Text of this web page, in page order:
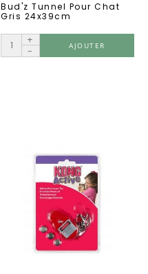
Bud'z Tunnel Pour Chat
Gris 24x39cm
+
-
AJOUTER